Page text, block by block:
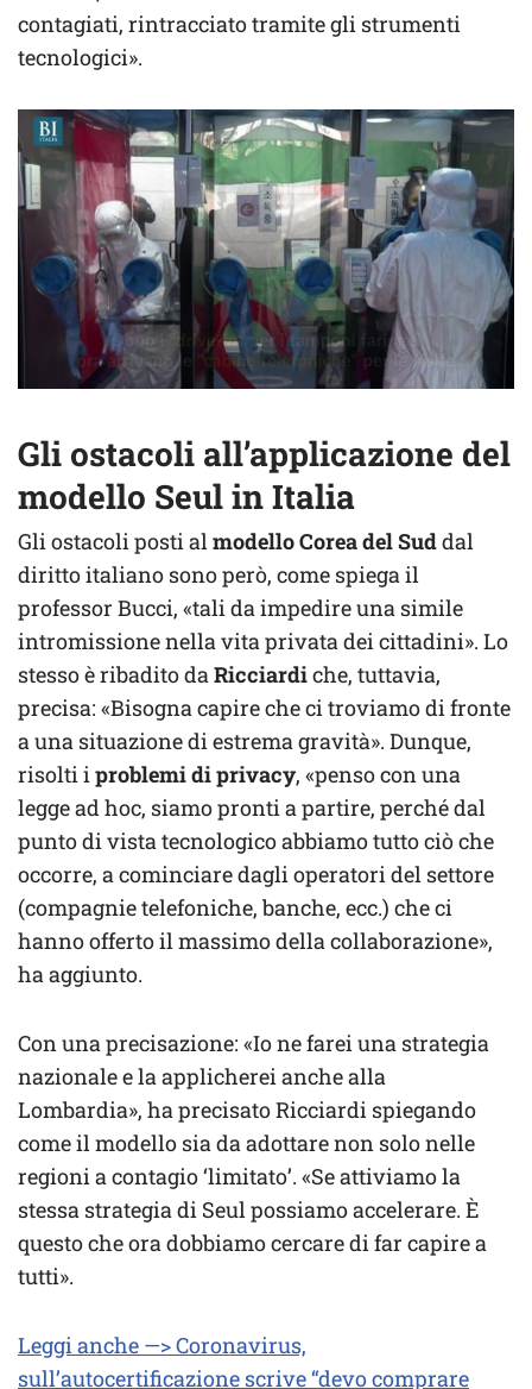
contagiati, rintracciato tramite gli strumenti
tecnologici».
Gli ostacoli all’applicazione del
modello Seul in Italia
Gli ostacoli posti almodello Corea del Suddal
diritto italiano sono però, come spiega il
professor Bucci, «tali da impedire una simile
intromissione nella vita privata dei cittadini». Lo
stesso è ribadito daRicciardiche, tuttavia,
precisa: «Bisogna capire che ci troviamo di fronte
a una situazione di estrema gravità». Dunque,
risolti iproblemi di privacy, «penso con una
legge ad hoc, siamo pronti a partire, perché dal
punto di vista tecnologico abbiamo tutto ciò che
occorre, a cominciare dagli operatori del settore
(compagnie telefoniche, banche, ecc.) che ci
hanno offerto il massimo della collaborazione»,
ha aggiunto.
Con una precisazione: «Io ne farei una strategia
nazionale e la applicherei anche alla
Lombardia», ha precisato Ricciardi spiegando
come il modello sia da adottare non solo nelle
regioni a contagio ‘limitato’. «Se attiviamo la
stessa strategia di Seul possiamo accelerare. È
questo che ora dobbiamo cercare di far capire a
tutti».
Leggi anche —> Coronavirus,
sull’autocertificazione scrive “devo comprare